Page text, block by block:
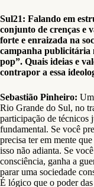
Sul21: Falando em
conjunto de crenças e
forte e enraizada na
campanha publicitária
pop”. Quais ideias e
contrapor a essa
Sebastião Pinheiro:
Rio Grande do Sul, no
participação de técnicos
fundamental. Se você
precisa ter em mente
isso não adianta. Se
consciência, ganha a
parar uma sociedade
É lógico que o poder